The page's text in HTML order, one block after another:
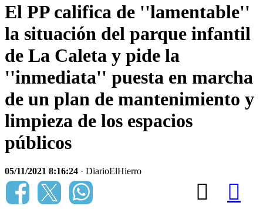
El PP califica de ''lamentable''
la situación del parque infantil
de La Caleta y pide la
''inmediata'' puesta en marcha
de un plan de mantenimiento y
limpieza de los espacios
públicos
05/11/2021 8:16:24 · DiarioElHierro